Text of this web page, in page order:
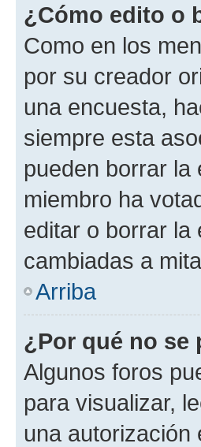
¿Cómo edito o
Como en los
por su creador
una encuesta,
siempre esta
pueden borrar la
miembro ha
editar o borrar la
cambiadas a
Arriba
¿Por qué no se
Algunos foros
para visualizar,
una autorización